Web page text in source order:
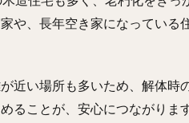
や、長年空き家になっている
近い場所も多いため、解体時
ることが、安心につながりま